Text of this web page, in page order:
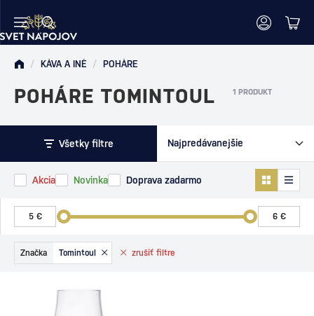
/ KÁVA A INÉ / POHÁRE
POHÁRE TOMINTOUL 1 PRODUKT
Všetky filtre
Akcia Novinka Doprava zadarmo
zrušiť filtre
Značka Tomintoul